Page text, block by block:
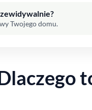
Twojego domu.